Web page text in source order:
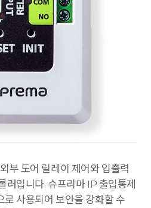
도어 릴레이 제어와 입출력
러입니다. 슈프리마 IP 출입통제
로 사용되어 보안을 강화할 수